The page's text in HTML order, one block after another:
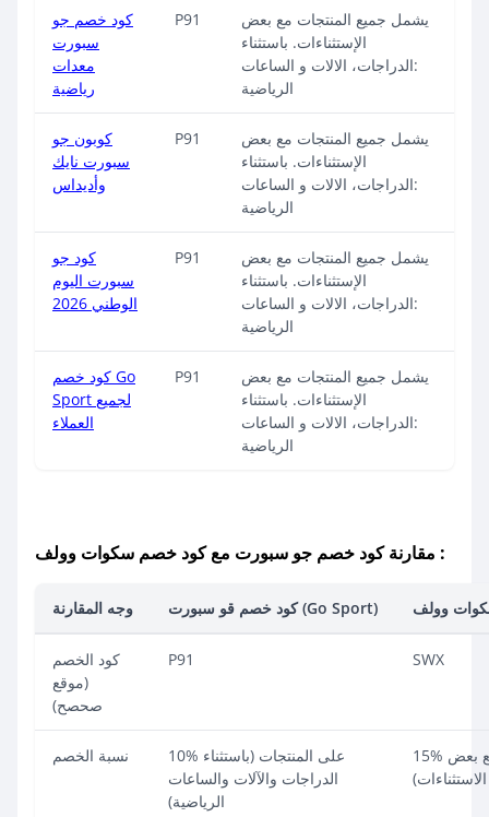
كود خصم جو
سبورت
معدات
رياضية
P91
يشمل جميع المنتجات مع بعض
الإستثناءات. باستثناء
:الدراجات، الالات و الساعات
كوبون جو
سبورت نايك
وأديداس
P91
يشمل جميع المنتجات مع بعض
الإستثناءات. باستثناء
:الدراجات، الالات و الساعات
كود جو
سبورت اليوم
الوطني 2026
P91
يشمل جميع المنتجات مع بعض
الإستثناءات. باستثناء
:الدراجات، الالات و الساعات
كود خصم Go
Sport لجميع
العملاء
P91
يشمل جميع المنتجات مع بعض
الإستثناءات. باستثناء
:الدراجات، الالات و الساعات
مقارنةكود خصم جو سبورت معكود خصم سكوات وولف :
وجه المقارنة كود خصم قو سبورت (Go Sport)
كود الخصم
(موقع
صحصح)
P91 SWX
نسبة الخصم
10% على المنتجات (باستثناء
الدراجات والآلات والساعات
الرياضية)
15% على جميع المنتجات (مع بعض
الاستثناءات)